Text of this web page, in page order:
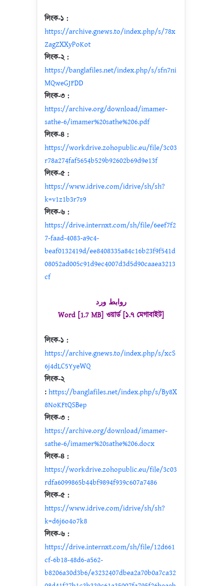
লিংক-১ :
https://archive.gnews.to/index.php/s/78x
ZagZXXyPoKot
লিংক-২ :
https://banglafiles.net/index.php/s/sfn7ni
MQweGJFDD
লিংক-৩ :
https://archive.org/download/imamer-
sathe-6/imamer%20sathe%206.pdf
লিংক-৪ :
https://workdrive.zohopublic.eu/file/3c03
r78a274faf5654b529b92602b69d9e13f
লিংক-৫ :
https://www.idrive.com/idrive/sh/sh?
k=v1z1b3r7s9
লিংক-৬ :
https://drive.internxt.com/sh/file/6eef7f2
7-faad-4083-a9c4-
beaf0132419d/ee8408335a84c16b23f9f541d
08052ad005c91d9ec4007d3d5d90caaea3213
cf
روابط ورد
Word [1.7 MB] ওয়ার্ড [১.৭ মেগাবাইট]
লিংক-১ :
https://archive.gnews.to/index.php/s/xcS
6j4dLC5YyeWQ
লিংক-২
:https://banglafiles.net/index.php/s/By8X
8NoKFtQSBep
লিংক-৩ :
https://archive.org/download/imamer-
sathe-6/imamer%20sathe%206.docx
লিংক-৪ :
https://workdrive.zohopublic.eu/file/3c03
rdfa6099865b44bf9894f939c607a7486
লিংক-৫ :
https://www.idrive.com/idrive/sh/sh?
k=d6j6o4o7k8
লিংক-৬ :
https://drive.internxt.com/sh/file/12d661
cf-6b18-48d6-a562-
b8206a30d3b6/e3232407dbea2a70b0a7ca32